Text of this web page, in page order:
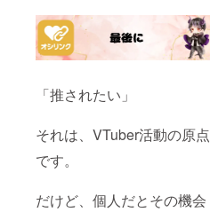
「推されたい」
それは、VTuber活動の原点
です。
だけど、個人だとその機会